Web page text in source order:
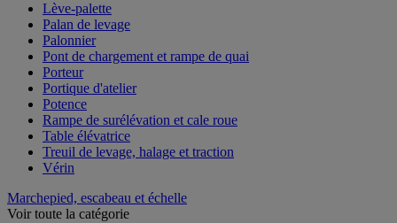
Lève-palette
Palan de levage
Palonnier
Pont de chargement et rampe de quai
Porteur
Portique d'atelier
Potence
Rampe de surélévation et cale roue
Table élévatrice
Treuil de levage, halage et traction
Vérin
Marchepied, escabeau et échelle
Voir toute la catégorie